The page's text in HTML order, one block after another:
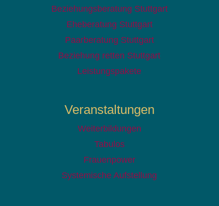
Beziehungsberatung Stuttgart
Eheberatung Stuttgart
Paarberatung Stuttgart
Beziehung retten Stuttgart
Leistungspakete
Veranstaltungen
Weiterbildungen
Tabulos
Frauenpower
Systemische Aufstellung